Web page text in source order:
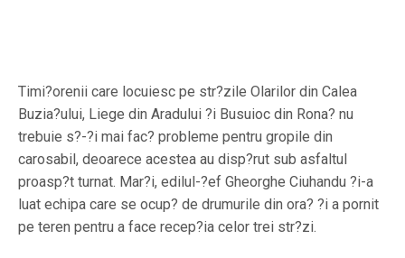
Timi?orenii care locuiesc pe str?zile Olarilor din Calea
Buzia?ului, Liege din Aradului ?i Busuioc din Rona? nu
trebuie s?-?i mai fac? probleme pentru gropile din
carosabil, deoarece acestea au disp?rut sub asfaltul
proasp?t turnat. Mar?i, edilul-?ef Gheorghe Ciuhandu ?i-a
luat echipa care se ocup? de drumurile din ora? ?i a pornit
pe teren pentru a face recep?ia celor trei str?zi.